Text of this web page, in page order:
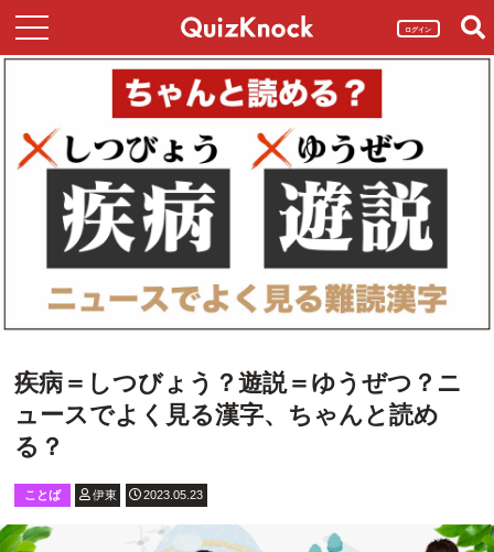
ログイン
疾病＝しつびょう？遊説＝ゆうぜつ？ニ
ュースでよく見る漢字、ちゃんと読め
る？
ことば 伊東 2023.05.23